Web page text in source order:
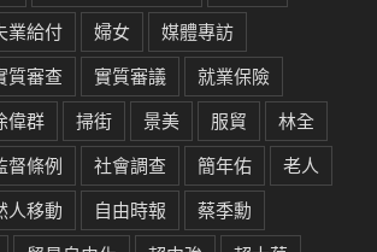
業給付 婦女
媒體專訪
質審查 實質審議
就業保險
偉群 掃街 景美 服貿
林全
督條例 社會調查 簡年佑
老人
人移動 自由時報
蔡季勳